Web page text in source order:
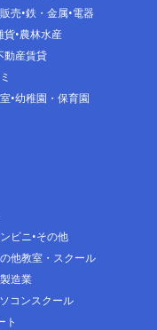
売 鉄・金属 電器
貨 農林水産
動産賃貸
幼稚園・保育園
ビニ その他
他教室・スクール
造業
コンスクール
ト